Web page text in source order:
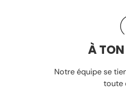
À
Notre équipe se
toute